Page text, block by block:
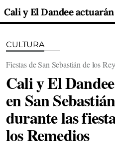
CULTURA
Fiestas de San Sebastián de los
Cali y El
en San
durante las
los Remedios